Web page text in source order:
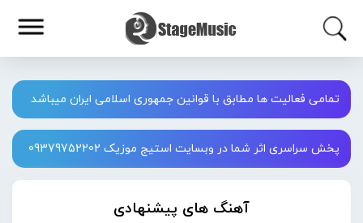
تمامی فعالیت ها مطابق با قوانین جمهوری اسلامی ایران میباشد
پخش سراسری اثر شما در وبسایت استیج موزیک 09379752202
آهنگ های پیشنهادی